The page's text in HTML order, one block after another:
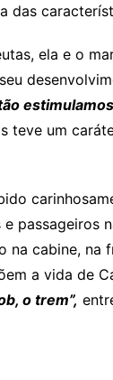
das
ela e o
teve um
passageiros
cabine, na
a vida de
o trem”,